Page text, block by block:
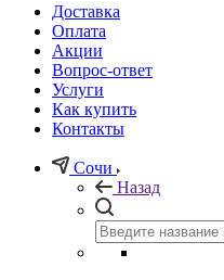
Доставка
Оплата
Акции
Вопрос-ответ
Услуги
Как купить
Контакты
Сочи
Назад